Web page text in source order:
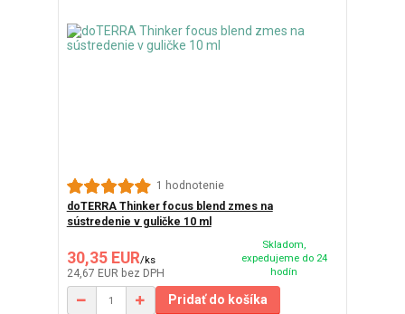
1 hodnotenie
doTERRA Thinker focus blend zmes na
sústredenie v guličke 10 ml
30,35 EUR/ks
24,67 EUR bez DPH
Skladom,
expedujeme do 24
hodín
Pridať do košíka